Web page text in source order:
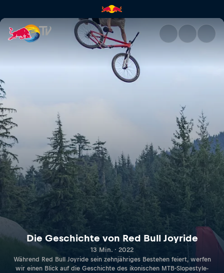
Die Geschichte von Red Bull
Die Geschichte von Red Bull Joyride
13 Min. · 2022
Während Red Bull Joyride sein zehnjähriges Bestehen feiert, werfen
wir einen Blick auf die Geschichte des ikonischen MTB-Slopestyle-